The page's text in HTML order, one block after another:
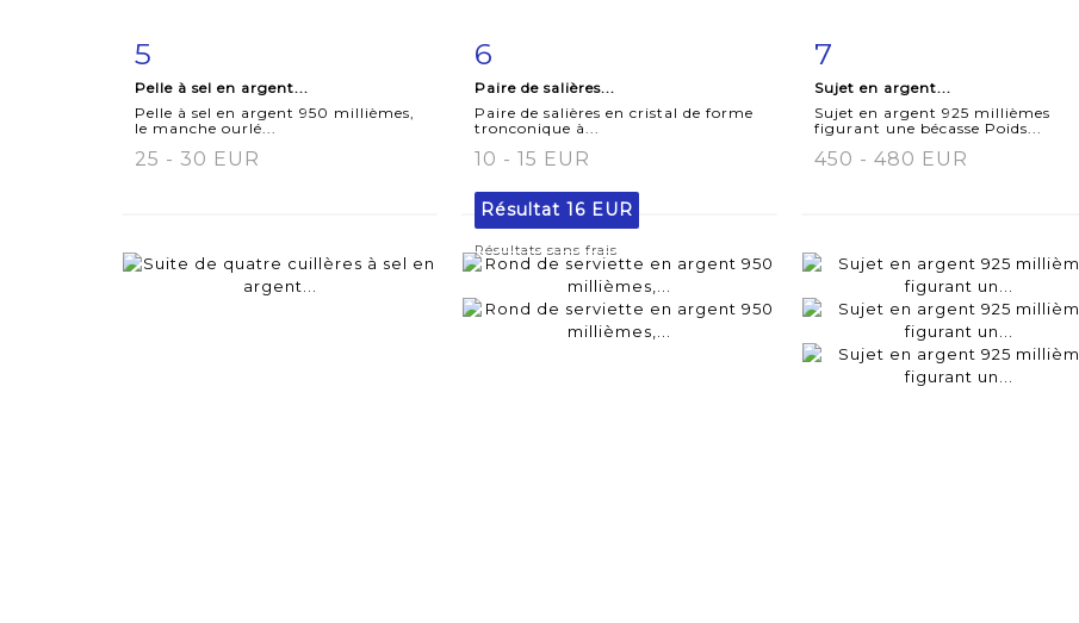
5
Pelle à sel en argent...
Pelle à sel en argent 950 millièmes,
le manche ourlé...
25 - 30 EUR
6
Paire de salières...
Paire de salières en cristal de forme
tronconique à...
10 - 15 EUR
Résultat 16 EUR
Résultats sans frais
détaillée
7
Sujet en argent...
Sujet en argent 925 millièmes
figurant une bécasse Poids...
450 - 480 EUR